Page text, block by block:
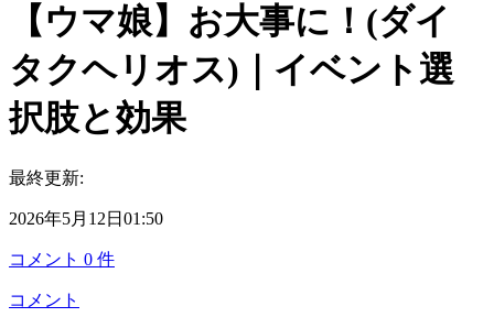
【ウマ娘】お大事に！(ダイ
タクヘリオス)｜イベント選
択肢と効果
最終更新:
2026年5月12日01:50
コメント 0 件
コメント